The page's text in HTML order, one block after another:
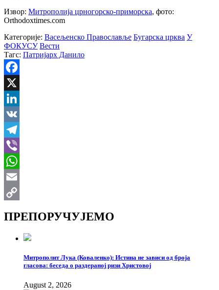
Извор: Митрополија црногорско-приморска, фото:
Оrthodoxtimes.com
Категорије: Васељенско Православље Бугарска црква У
ФОКУСУ Вести
Тагс: Патријарх Данило
Facebook
X
LinkedIn
VK
Telegram
Viber
WhatsApp
Email
ПРЕПОРУЧУЈЕМО
Митрополит Лука (Коваленко): Истина не зависи од броја
гласова: беседа о раздераној ризи Христовој
August 2, 2026